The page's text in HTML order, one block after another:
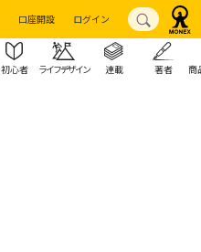
口座開設 ログイン
初心者 ライフデザイン 連載 著者 商